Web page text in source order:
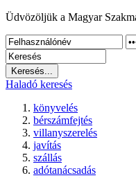
Üdvözöljük a Magyar
Haladó keresés
könyvelés
bérszámfejtés
villanyszerelés
javítás
szállás
adótanácsadás